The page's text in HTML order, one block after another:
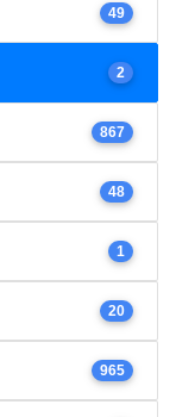
49
2
867
48
1
20
965